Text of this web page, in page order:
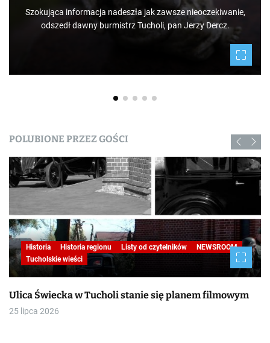
Szokująca informacja nadeszła jak zawsze nieoczekiwanie,
odszedł dawny burmistrz Tucholi, pan Jerzy Dercz.
POLUBIONE PRZEZ GOŚCI
Historia Historia regionu Listy od czytelników
NEWSROOM
Tucholskie wieści
Ulica Świecka w Tucholi stanie się planem filmowym
25 lipca 2026